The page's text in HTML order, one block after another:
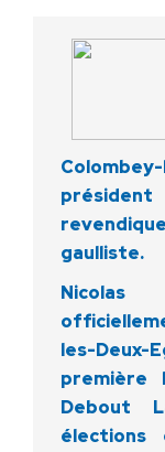
président
gaulliste.
Nicolas
les-Deux-
première
Debout
élections